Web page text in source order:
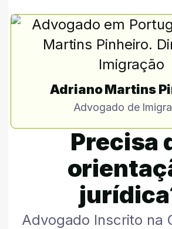
Adriano Martins
Advogado de
Precisa
Advogado Inscrito na